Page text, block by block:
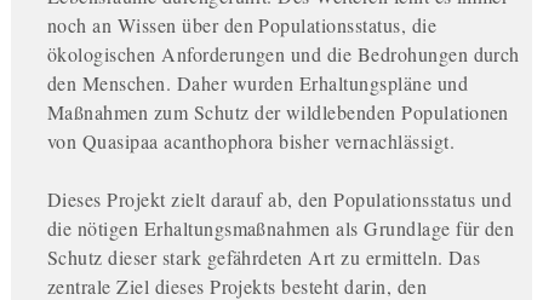
noch an Wissen über den Populationsstatus, die
ökologischen Anforderungen und die Bedrohungen durch
den Menschen. Daher wurden Erhaltungspläne und
Maßnahmen zum Schutz der wildlebenden Populationen
von Quasipaa acanthophora bisher vernachlässigt.
Dieses Projekt zielt darauf ab, den Populationsstatus und
die nötigen Erhaltungsmaßnahmen als Grundlage für den
Schutz dieser stark gefährdeten Art zu ermitteln. Das
zentrale Ziel dieses Projekts besteht darin, den